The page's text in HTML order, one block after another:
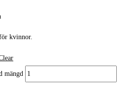
kvinnor.
mängd